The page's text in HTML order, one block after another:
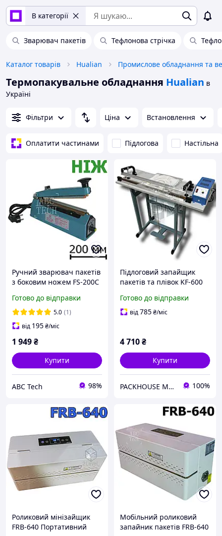
В категорії
Зварювач пакетів Тефлонова стрічка
Каталог товарів Hualian
Термопакувальне обладнання Hualian в
Україні
Фільтри Ціна Встановлення
Оплатити частинами Підлогова Настільна
Ручний зварювач пакетів
з боковим ножем FS-200C
2мм Настільний спайник
плівок ABCTech
Готово до відправки
5.0 (1)
від 195₴/міс
1 949₴
Купити
ABC Tech 98%
Підлоговий запайщик
пакетів та плівок KF-600
Готово до відправки
від785₴/міс
4 710₴
Купити
PACKHOUSE MACHINERY 100%
Роликовий мінізайщик
FRВ-640 Портативний
Мобільний роликовий
запайник пакетів FRВ-640